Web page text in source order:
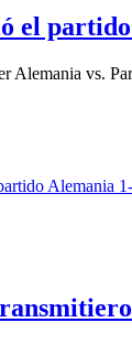
el
Alemania vs.